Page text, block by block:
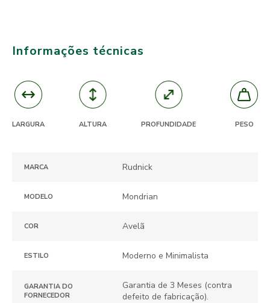
Informações técnicas
LARGURA ALTURA PROFUNDIDADE PESO
MARCA Rudnick
MODELO Mondrian
COR Avelã
ESTILO Moderno e Minimalista
GARANTIA DO
FORNECEDOR
Garantia de 3 Meses (contra
defeito de fabricação).